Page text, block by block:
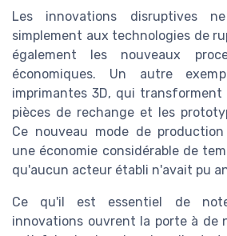
Les innovations disruptives
simplement aux technologies de
également les nouveaux
économiques. Un autre
imprimantes 3D, qui
pièces de rechange et les
Ce nouveau mode de
une économie considérable de
qu'aucun acteur établi n'avait pu
Ce qu'il est essentiel de
innovations ouvrent la porte à de